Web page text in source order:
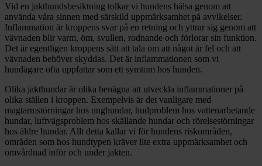
Vid en jakthundsbesiktning tolkar vi hundens hälsa genom att
använda våra sinnen med särskild uppmärksamhet på avvikelser.
Inflammation är kroppens svar på en retning och yttrar sig genom att
vävnaden blir varm, öm, svullen, rodnande och förlorar sin funktion.
Det är egentligen kroppens sätt att tala om att något är fel och att
vävnaden behöver skyddas. Det är inflammationen som vi
hundägare ofta uppfattar som ett symtom hos hunden.
Olika jakthundar är olika benägna att utveckla inflammationer på
olika ställen i kroppen. Exempelvis är det vanligare med
magtarmstörningar hos unghundar, hudproblem hos vattenarbetande
hundar, luftvägsproblem hos skällande hundar och rörelsestörningar
hos äldre hundar. Allt detta kallar vi för hundens riskområden,
områden som hos hundtypen kräver lite extra uppmärksamhet och
omvårdnad inför och under jakten.